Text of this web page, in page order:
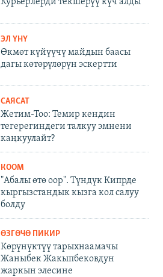
ЭЛ ҮНҮ
Өкмөт күйүүчү майдын баасы
дагы көтөрүлөрүн эскертти
САЯСАТ
Жетим-Тоо: Темир кендин
тегерегиндеги талкуу эмнени
каңкуулайт?
КООМ
"Абалы өтө оор". Түндүк Кипрде
кыргызстандык кызга кол салуу
болду
ӨЗГӨЧӨ ПИКИР
Көрүнүктүү тарыхнаамачы
Жаныбек Жакыпбековдун
жаркын элесине